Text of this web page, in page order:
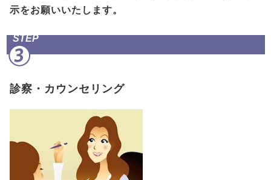
示をお願いいたします。
STEP
診察・カウンセリング